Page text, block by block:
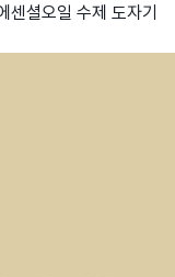
센셜오일 수제 도자기